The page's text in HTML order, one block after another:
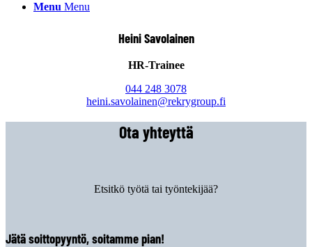
Menu Menu
Heini Savolainen
HR-Trainee
044 248 3078
heini.savolainen@rekrygroup.fi
Ota yhteyttä
Etsitkö työtä tai työntekijää?
Jätä soittopyyntö, soitamme pian!